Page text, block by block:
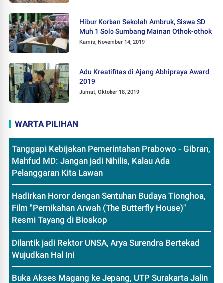
Hibur Korban Sekolah Ambruk, Siswa SD
Muh 1 Solo Sumbang Mainan Othok-othok
Kamis, November 14, 2019
Adu Kreatifitas di Ajang Abhipraya Award
2019
Jumat, Oktober 18, 2019
WARTA PILIHAN
Tanggapi Kebijakan Pemerintahan Prabowo - Gibran,
Mahfud MD: Jangan jadi Nihilis, Kalau Ada
Pelanggaran Kita Lawan
Hadirkan Horor dengan Sentuhan Budaya Tionghoa,
Film "Pernikahan Arwah (The Butterfly House)"
Resmi Tayang di Bioskop
Dilantik jadi Rektor UNSA, Arya Surendra Bertekad
Wujudkan Hal Ini
Buka Akses Magang ke Jepang, UTP Surakarta Jalin